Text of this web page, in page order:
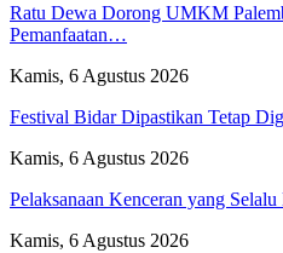
Ratu Dewa Dorong UMKM
Pemanfaatan…
Kamis, 6 Agustus 2026
Festival Bidar Dipastikan Tetap
Kamis, 6 Agustus 2026
Pelaksanaan Kenceran yang
Kamis, 6 Agustus 2026